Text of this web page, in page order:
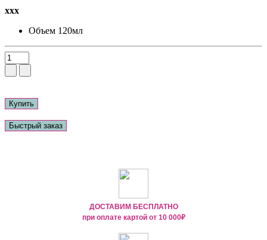
ххх
Объем 120мл
Купить
Быстрый заказ
ДОСТАВИМ БЕСПЛАТНО
при оплате картой от 10 000₽